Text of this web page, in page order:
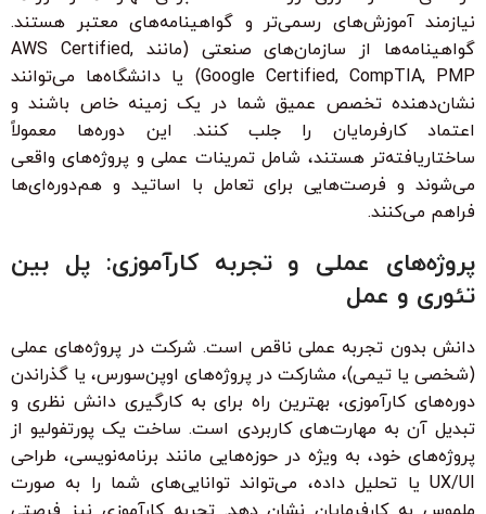
نیازمند آموزش‌های رسمی‌تر و گواهینامه‌های معتبر هستند.
گواهینامه‌ها از سازمان‌های صنعتی (مانند AWS Certified,
Google Certified, CompTIA, PMP) یا دانشگاه‌ها می‌توانند
نشان‌دهنده تخصص عمیق شما در یک زمینه خاص باشند و
اعتماد کارفرمایان را جلب کنند. این دوره‌ها معمولاً
ساختاریافته‌تر هستند، شامل تمرینات عملی و پروژه‌های واقعی
می‌شوند و فرصت‌هایی برای تعامل با اساتید و هم‌دوره‌ای‌ها
فراهم می‌کنند.
پروژه‌های عملی و تجربه کارآموزی: پل بین
تئوری و عمل
دانش بدون تجربه عملی ناقص است. شرکت در پروژه‌های عملی
(شخصی یا تیمی)، مشارکت در پروژه‌های اوپن‌سورس، یا گذراندن
دوره‌های کارآموزی، بهترین راه برای به کارگیری دانش نظری و
تبدیل آن به مهارت‌های کاربردی است. ساخت یک پورتفولیو از
پروژه‌های خود، به ویژه در حوزه‌هایی مانند برنامه‌نویسی، طراحی
UX/UI یا تحلیل داده، می‌تواند توانایی‌های شما را به صورت